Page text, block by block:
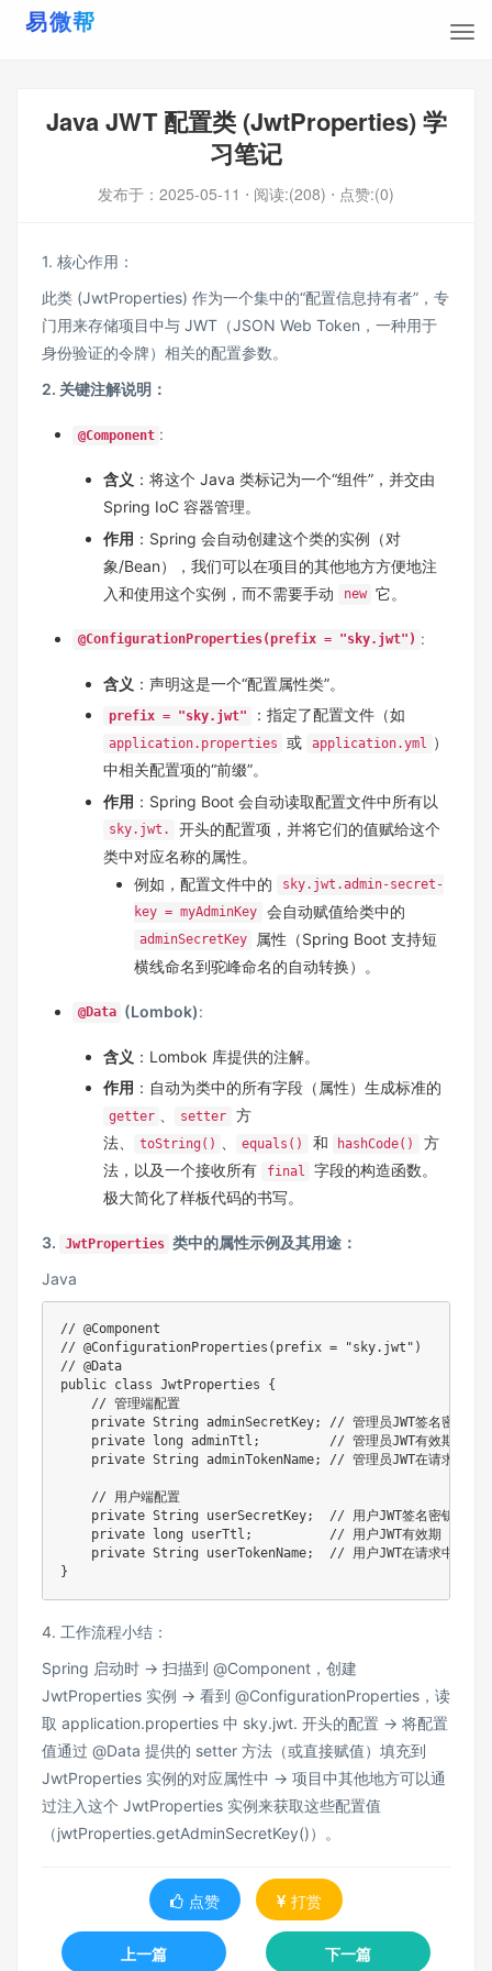
Java JWT 配置类 (JwtProperties) 学
习笔记
发布于： 2025-05-11 ⋅ 阅读:(208) ⋅ 点赞:(0)
1. 核心作用：
此类 (JwtProperties) 作为一个集中的“配置信息持有者”，专
门用来存储项目中与 JWT（JSON Web Token，一种用于
身份验证的令牌）相关的配置参数。
2. 关键注解说明：
@Component :
含义 ：将这个 Java 类标记为一个“组件”，并交由
Spring IoC 容器管理。
作用 ：Spring 会自动创建这个类的实例（对
象/Bean），我们可以在项目的其他地方方便地注
入和使用这个实例，而不需要手动
new 它。
@ConfigurationProperties(prefix = "sky.jwt") :
含义 ：声明这是一个“配置属性类”。
prefix = "sky.jwt" ：指定了配置文件（如
application.properties 或 application.yml ）
中相关配置项的“前缀”。
作用 ：Spring Boot 会自动读取配置文件中所有以
sky.jwt.
开头的配置项，并将它们的值赋给这个
类中对应名称的属性。
例如，配置文件中的
sky.jwt.admin-secret-
key = myAdminKey
会自动赋值给类中的
adminSecretKey
属性（Spring Boot 支持短
横线命名到驼峰命名的自动转换）。
@Data (Lombok):
含义 ：Lombok 库提供的注解。
作用 ：自动为类中的所有字段（属性）生成标准的
getter setter
方
法、
toString() equals() 和 hashCode()
方
法，以及一个接收所有
final
字段的构造函数。
极大简化了样板代码的书写。
3. JwtProperties 类中的属性示例及其用途：
Java
// @Component
// @ConfigurationProperties(prefix = "sky.jwt")
// @Data
public class JwtProperties {
    // 管理端配置
private String adminSecretKey; // 管理员JWT签名密钥 (字
private long adminTtl;         // 管理员JWT有效期 (长
private String adminTokenName; // 管理员JWT在请求中传
    // 用户端配置
    private String userSecretKey;  // 用户JWT签名密钥
    private long userTtl;          // 用户JWT有效期
private String userTokenName;  // 用户JWT在请求中传递时
4. 工作流程小结：
Spring 启动时 -> 扫描到 @Component，创建
JwtProperties 实例 -> 看到 @ConfigurationProperties，读
取 application.properties 中 sky.jwt. 开头的配置 -> 将配置
值通过 @Data 提供的 setter 方法（或直接赋值）填充到
JwtProperties 实例的对应属性中 -> 项目中其他地方可以通
过注入这个 JwtProperties 实例来获取这些配置值
（jwtProperties.getAdminSecretKey()）。
点赞 打赏
上一篇 下一篇